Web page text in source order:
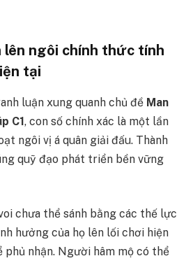
lên ngôi chính thức tính
tại
luận xung quanh chủ đề Man
C1, con số chính xác là một lần
ngôi vị á quân giải đấu. Thành
quỹ đạo phát triển bền vững
chưa thể sánh bằng các thế lực
hưởng của họ lên lối chơi hiện
phủ nhận. Người hâm mộ có thể